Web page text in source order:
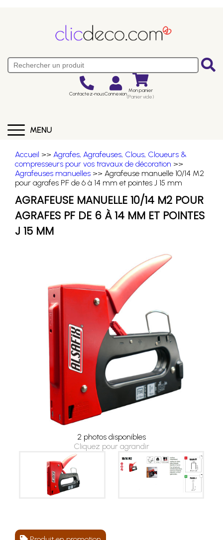
Contactez-nousConnexion Mon panier
(Panier vide)
MENU
Accueil >> Agrafes, Agrafeuses, Clous, Cloueurs &
compresseurs pour vos travaux de décoration >>
Agrafeuses manuelles >> Agrafeuse manuelle 10/14 M2
pour agrafes PF de 6 à 14 mm et pointes J 15 mm
AGRAFEUSE MANUELLE 10/14 M2 POUR
AGRAFES PF DE 6 À 14 MM ET POINTES
J 15 MM
2 photos disponibles
Cliquez pour agrandir